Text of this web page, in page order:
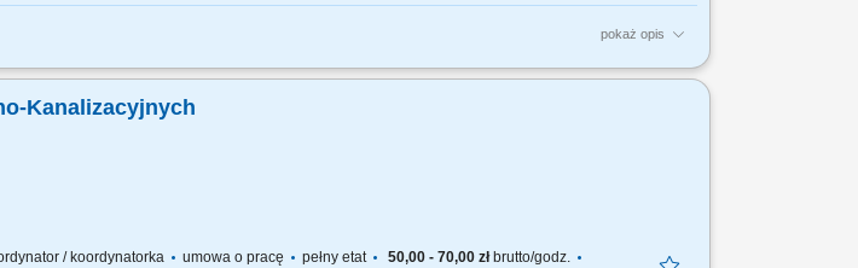
pokaż opis
NN i WN; Wykonywanie napraw oraz prac eksploatacyjnych na
Kanalizacyjnych
/ koordynatorka umowa o pracę pełny etat 50,00 - 70,00 złbrutto/godz.